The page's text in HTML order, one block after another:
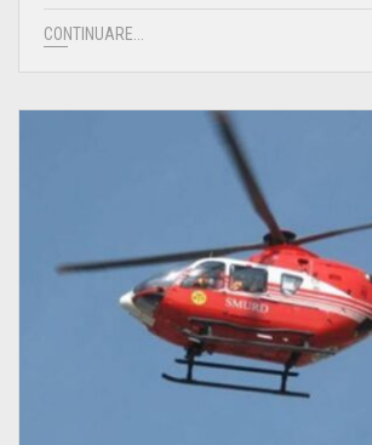
CONTINUARE...